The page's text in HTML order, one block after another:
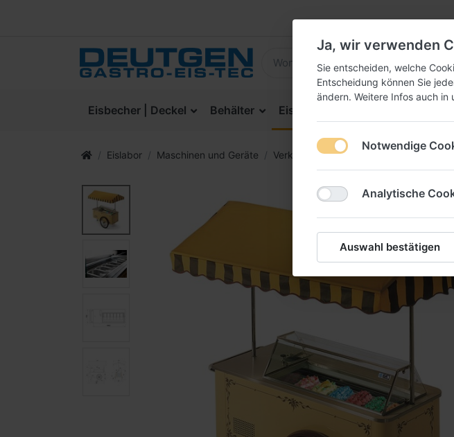
Eisbecher | Deckel Behälter Eislabor
Eislabor Maschinen und Geräte Verkaufswagen Speiseeiswagen ISA
Ja, wir verwenden
Sie entscheiden, welche
Entscheidung können Sie
ändern. Weitere Infos auch in
Notwendige
Analytische
Auswahl bestätigen